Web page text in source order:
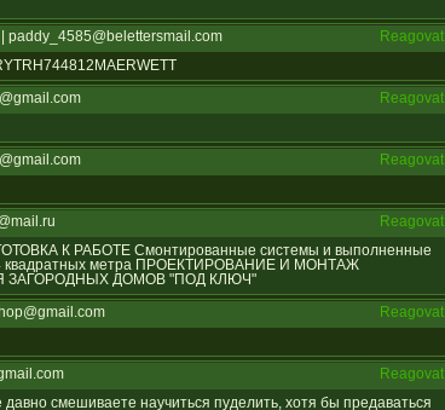
paddy_4585@belettersmail.com
Reagovat
Reagovat
Reagovat
Reagovat
К РАБОТЕ Смонтированные системы и выполненные
квадратных метра ПРОЕКТИРОВАНИЕ И МОНТАЖ
ДОМОВ "ПОД КЛЮЧ"
Reagovat
Reagovat
смешиваете научиться пуделить, хотя бы предаваться